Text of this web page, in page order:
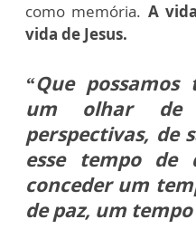
como memória. A
vida de Jesus.
“Que
um olhar de
perspectivas, de
esse tempo de
conceder um
de paz, um